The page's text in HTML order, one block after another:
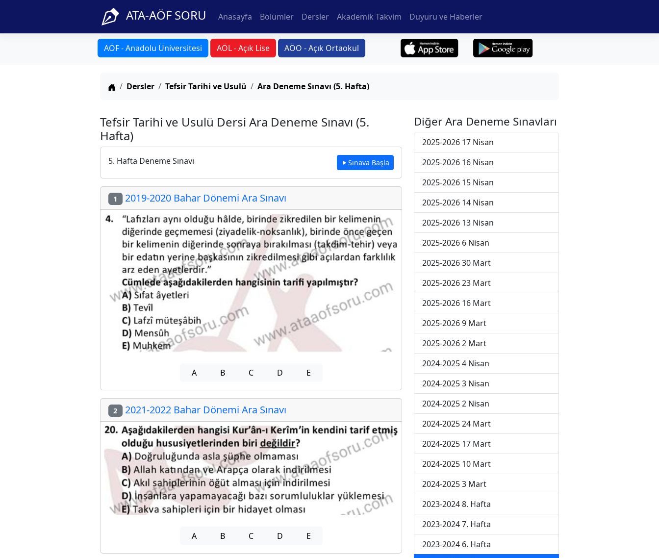
ATA-AÖF SORU Anasayfa Bölümler Dersler Akademik Takvim Duyuru ve Haberler
AÖF - Anadolu Üniversitesi AÖL - Açık Lise AÖO - Açık Ortaokul
Anasayfa
Dersler Tefsir Tarihi ve Usulü Ara Deneme Sınavı (5. Hafta)
Tefsir Tarihi ve Usulü Dersi Ara Deneme Sınavı (5.
Hafta)
5. Hafta Deneme Sınavı Sınava Başla
1 2019-2020 Bahar Dönemi Ara Sınavı
A B C D E
2 2021-2022 Bahar Dönemi Ara Sınavı
A B C D E
Diğer Ara Deneme Sınavları
2025-2026 17 Nisan
2025-2026 16 Nisan
2025-2026 15 Nisan
2025-2026 14 Nisan
2025-2026 13 Nisan
2025-2026 6 Nisan
2025-2026 30 Mart
2025-2026 23 Mart
2025-2026 16 Mart
2025-2026 9 Mart
2025-2026 2 Mart
2024-2025 4 Nisan
2024-2025 3 Nisan
2024-2025 2 Nisan
2024-2025 24 Mart
2024-2025 17 Mart
2024-2025 10 Mart
2024-2025 3 Mart
2023-2024 8. Hafta
2023-2024 7. Hafta
2023-2024 6. Hafta